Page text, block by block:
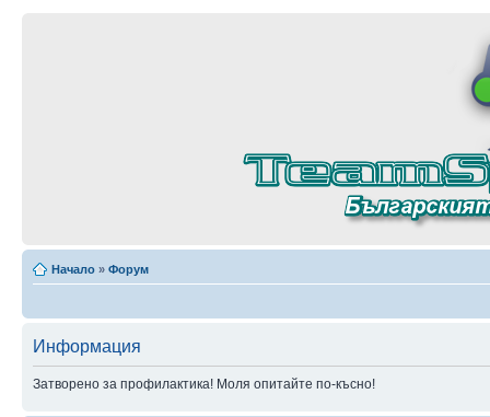
Начало » Форум
Информация
Затворено за профилактика! Моля опитайте по-късно!